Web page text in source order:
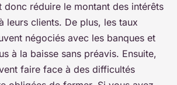
donc réduire le montant des intérêts
leurs clients. De plus, les taux
négociés avec les banques et
à la baisse sans préavis. Ensuite,
faire face à des difficultés